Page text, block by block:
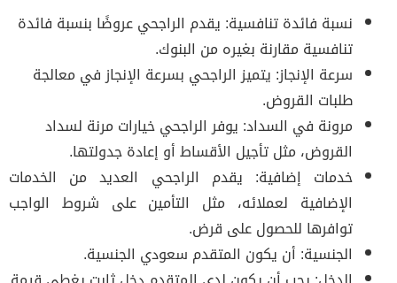
نسبة فائدة تنافسية: يقدم الراجحي عروضًا بنسبة فائدة
تنافسية مقارنة بغيره من البنوك.
سرعة الإنجاز: يتميز الراجحي بسرعة الإنجاز في معالجة
طلبات القروض.
مرونة في السداد: يوفر الراجحي خيارات مرنة لسداد
القروض، مثل تأجيل الأقساط أو إعادة جدولتها.
خدمات إضافية: يقدم الراجحي العديد من الخدمات
الإضافية لعملائه، مثل التأمين على شروط الواجب
توافرها للحصول على قرض.
الجنسية: أن يكون المتقدم سعودي الجنسية.